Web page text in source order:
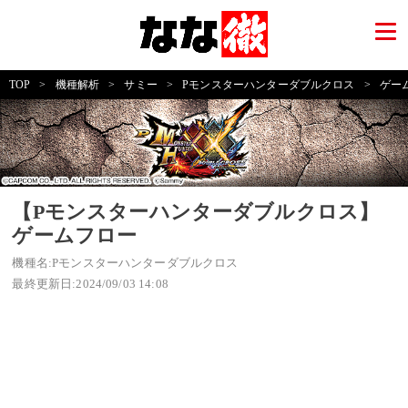
TOP > 機種解析 > サミー > Pモンスターハンターダブルクロス > ゲー
【Pモンスターハンターダブルクロス】
ゲームフロー
機種名:Pモンスターハンターダブルクロス
最終更新日:2024/09/03 14:08